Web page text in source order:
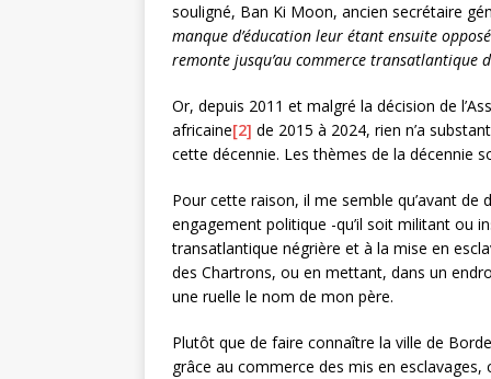
souligné, Ban Ki Moon, ancien secrétaire
manque d’éducation leur étant ensuite
remonte jusqu’au commerce transatlantique
Or, depuis 2011 et malgré la décision de
africaine[2] de 2015 à 2024, rien n’a
cette décennie. Les thèmes de la décennie
Pour cette raison, il me semble qu’avant de
engagement politique -qu’il soit militant ou
transatlantique négrière et à la mise en
des Chartrons, ou en mettant, dans un
une ruelle le nom de mon père.
Plutôt que de faire connaître la ville de
grâce au commerce des mis en